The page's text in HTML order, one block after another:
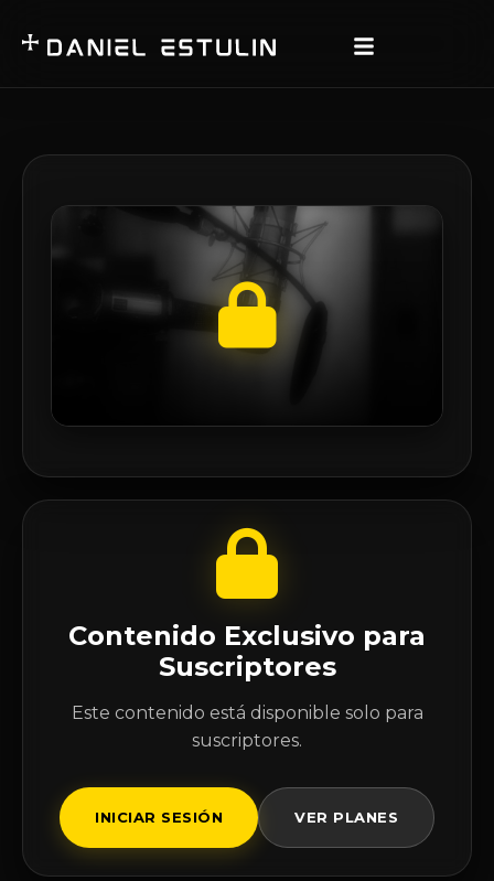
Contenido Exclusivo para
Suscriptores
Este contenido está disponible solo para
suscriptores.
INICIAR SESIÓN VER PLANES